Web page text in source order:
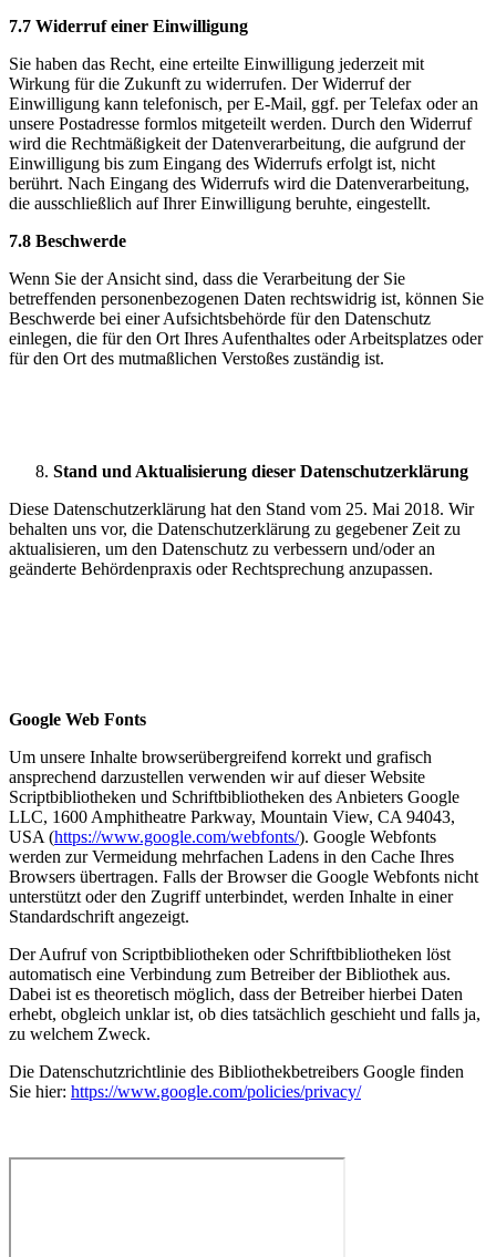
7.7 Widerruf einer Einwilligung
Sie haben das Recht, eine erteilte Einwilligung jederzeit mit
Wirkung für die Zukunft zu widerrufen. Der Widerruf der
Einwilligung kann telefonisch, per E-Mail, ggf. per Telefax oder an
unsere Postadresse formlos mitgeteilt werden. Durch den Widerruf
wird die Rechtmäßigkeit der Datenverarbeitung, die aufgrund der
Einwilligung bis zum Eingang des Widerrufs erfolgt ist, nicht
berührt. Nach Eingang des Widerrufs wird die Datenverarbeitung,
die ausschließlich auf Ihrer Einwilligung beruhte, eingestellt.
7.8 Beschwerde
Wenn Sie der Ansicht sind, dass die Verarbeitung der Sie
betreffenden personenbezogenen Daten rechtswidrig ist, können Sie
Beschwerde bei einer Aufsichtsbehörde für den Datenschutz
einlegen, die für den Ort Ihres Aufenthaltes oder Arbeitsplatzes oder
für den Ort des mutmaßlichen Verstoßes zuständig ist.
Stand und Aktualisierung dieser Datenschutzerklärung
Diese Datenschutzerklärung hat den Stand vom 25. Mai 2018. Wir
behalten uns vor, die Datenschutzerklärung zu gegebener Zeit zu
aktualisieren, um den Datenschutz zu verbessern und/oder an
geänderte Behördenpraxis oder Rechtsprechung anzupassen.
Google Web Fonts
Um unsere Inhalte browserübergreifend korrekt und grafisch
ansprechend darzustellen verwenden wir auf dieser Website
Scriptbibliotheken und Schriftbibliotheken des Anbieters Google
LLC, 1600 Amphitheatre Parkway, Mountain View, CA 94043,
USA (https://www.google.com/webfonts/). Google Webfonts
werden zur Vermeidung mehrfachen Ladens in den Cache Ihres
Browsers übertragen. Falls der Browser die Google Webfonts nicht
unterstützt oder den Zugriff unterbindet, werden Inhalte in einer
Standardschrift angezeigt.
Der Aufruf von Scriptbibliotheken oder Schriftbibliotheken löst
automatisch eine Verbindung zum Betreiber der Bibliothek aus.
Dabei ist es theoretisch möglich, dass der Betreiber hierbei Daten
erhebt, obgleich unklar ist, ob dies tatsächlich geschieht und falls ja,
zu welchem Zweck.
Die Datenschutzrichtlinie des Bibliothekbetreibers Google finden
Sie hier: https://www.google.com/policies/privacy/